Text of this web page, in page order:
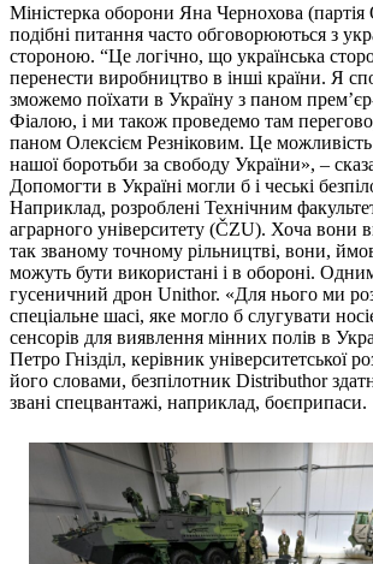
Міністерка оборони Яна Чернохова
подібні питання часто обговорюються з
стороною. “Це логічно, що українська
перенести виробництво в інші країни. Я
зможемо поїхати в Україну з паном
Фіалою, і ми також проведемо там
паном Олексієм Резніковим. Це можливість
нашої боротьби за свободу України», –
Допомогти в Україні могли б і чеські
Наприклад, розроблені Технічним
аграрного університету (ČZU). Хоча вони
так званому точному рільництві, вони,
можуть бути використані і в обороні.
гусеничний дрон Unithor. «Для нього ми
спеціальне шасі, яке могло б слугувати
сенсорів для виявлення мінних полів в
Петро Гнізділ, керівник університетської
його словами, безпілотник Distributhor
звані спецвантажі, наприклад, боєприпаси.